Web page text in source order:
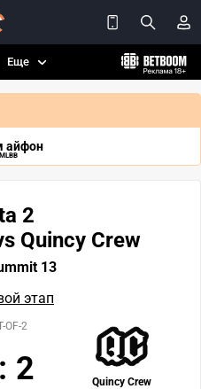
Еще
айфон
2
Quincy Crew
13
этап
Quincy Crew
OF-2
: 2